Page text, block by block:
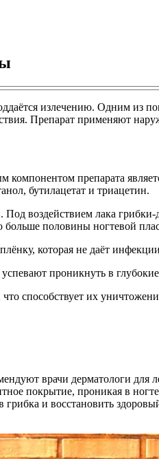
излечению. Одним из
Препарат применяют
препарата
бутилацетат и триацетин.
воздействием лака
больше половины ногтевой
которая не даёт
проникнуть в
способствует их
врачи дерматологи
покрытие, проникая в
и восстановить